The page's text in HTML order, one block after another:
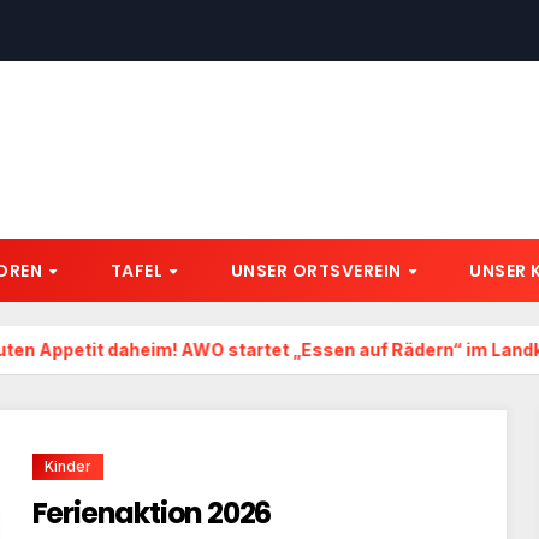
TAFEL UNSER ORTSVEREIN UNSER
daheim! AWO startet „Essen auf Rädern“ im Landkreis
Kinder
Ferienaktion 2026